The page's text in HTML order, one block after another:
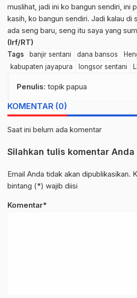
muslihat, jadi ini ko bangun sendiri, ini
kasih, ko bangun sendiri. Jadi kalau di
ada seng baru, seng itu saya yang
(Irf/RT)
Tags banjir sentani dana bansos
kabupaten jayapura
longsor sentani
Penulis: topik papua
KOMENTAR (0)
Saat ini belum ada komentar
Silahkan tulis komentar Anda
Email Anda tidak akan dipublikasikan.
bintang (*) wajib diisi
Komentar*